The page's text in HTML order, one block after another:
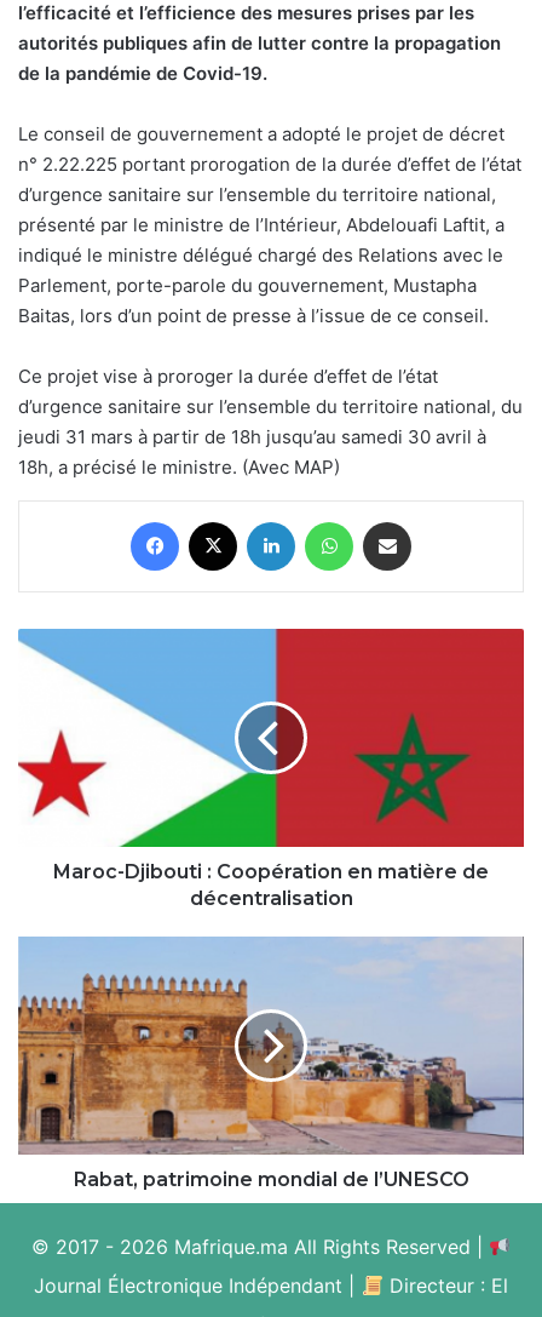
l’efficacité et l’efficience des mesures prises par les
autorités publiques afin de lutter contre la propagation
de la pandémie de Covid-19.
Le conseil de gouvernement a adopté le projet de décret
n° 2.22.225 portant prorogation de la durée d’effet de l’état
d’urgence sanitaire sur l’ensemble du territoire national,
présenté par le ministre de l’Intérieur, Abdelouafi Laftit, a
indiqué le ministre délégué chargé des Relations avec le
Parlement, porte-parole du gouvernement, Mustapha
Baitas, lors d’un point de presse à l’issue de ce conseil.
Ce projet vise à proroger la durée d’effet de l’état
d’urgence sanitaire sur l’ensemble du territoire national, du
jeudi 31 mars à partir de 18h jusqu’au samedi 30 avril à
18h, a précisé le ministre. (Avec MAP)
Facebook Linkedin WhatsApp
Maroc-
Djibouti :
Coopération
matière
de
décentralisation
Maroc-Djibouti : Coopération en matière de
décentralisation
patrimoine
mondial
de
l’UNESCO
Rabat, patrimoine mondial de l’UNESCO
© 2017 - 2026 Mafrique.ma All Rights Reserved |
Journal Électronique Indépendant |
Directeur : El